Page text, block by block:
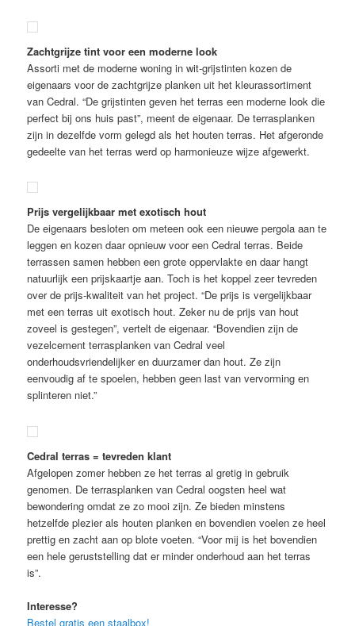
Zachtgrijze tint voor een moderne look
Assorti met de moderne woning in wit-grijstinten kozen de
eigenaars voor de zachtgrijze planken uit het kleurassortiment
van Cedral. “De grijstinten geven het terras een moderne look die
perfect bij ons huis past”, meent de eigenaar. De terrasplanken
zijn in dezelfde vorm gelegd als het houten terras. Het afgeronde
gedeelte van het terras werd op harmonieuze wijze afgewerkt.
Prijs vergelijkbaar met exotisch hout
De eigenaars besloten om meteen ook een nieuwe pergola aan te
leggen en kozen daar opnieuw voor een Cedral terras. Beide
terrassen samen hebben een grote oppervlakte en daar hangt
natuurlijk een prijskaartje aan. Toch is het koppel zeer tevreden
over de prijs-kwaliteit van het project. “De prijs is vergelijkbaar
met een terras uit exotisch hout. Zeker nu de prijs van hout
zoveel is gestegen”, vertelt de eigenaar. “Bovendien zijn de
vezelcement terrasplanken van Cedral veel
onderhoudsvriendelijker en duurzamer dan hout. Ze zijn
eenvoudig af te spoelen, hebben geen last van vervorming en
splinteren niet.”
Cedral terras = tevreden klant
Afgelopen zomer hebben ze het terras al gretig in gebruik
genomen. De terrasplanken van Cedral oogsten heel wat
bewondering omdat ze zo mooi zijn. Ze bieden minstens
hetzelfde plezier als houten planken en bovendien voelen ze heel
prettig en zacht aan op blote voeten. “Voor mij is het bovendien
een hele geruststelling dat er minder onderhoud aan het terras
is”.
Interesse?
Bestel gratis een staalbox!